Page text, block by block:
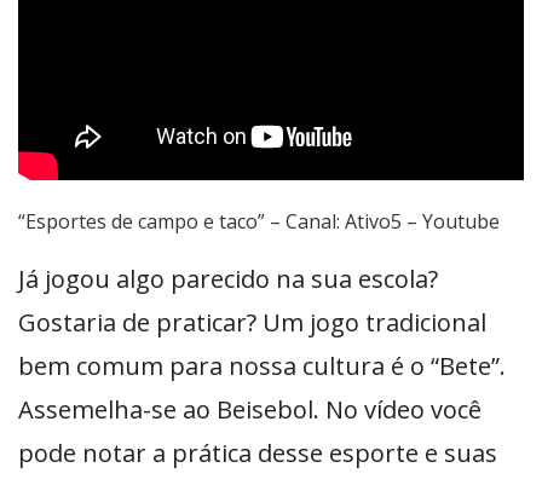
“Esportes de campo e taco” – Canal: Ativo5 – Youtube
Já jogou algo parecido na sua escola?
Gostaria de praticar? Um jogo tradicional
bem comum para nossa cultura é o “Bete”.
Assemelha-se ao Beisebol. No vídeo você
pode notar a prática desse esporte e suas